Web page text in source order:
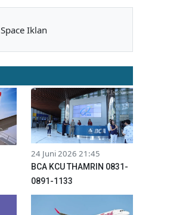
Space Iklan
24 Juni 2026 21:45
BCA KCU THAMRIN 0831-
0891-1133